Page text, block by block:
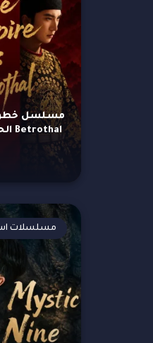
Betrothal الحلقة 23 مترجمة
مسلسلات